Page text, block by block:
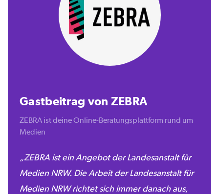
Gastbeitrag von ZEBRA
ZEBRA ist deine Online-Beratungsplattform rund um
Medien
ZEBRA ist ein Angebot der Landesanstalt für
Medien NRW. Die Arbeit der Landesanstalt für
Medien NRW richtet sich immer danach aus,